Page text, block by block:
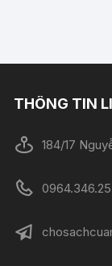
THÔNG TIN
184/17